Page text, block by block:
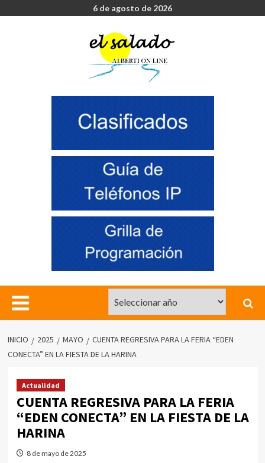
6 de agosto de 2026
INICIO 2025 MAYO
CUENTA REGRESIVA PARA LA FERIA “EDEN
CONECTA” EN LA FIESTA DE LA HARINA
Actualidad
CUENTA REGRESIVA PARA LA FERIA
“EDEN CONECTA” EN LA FIESTA DE LA
HARINA
8 de mayo de 2025